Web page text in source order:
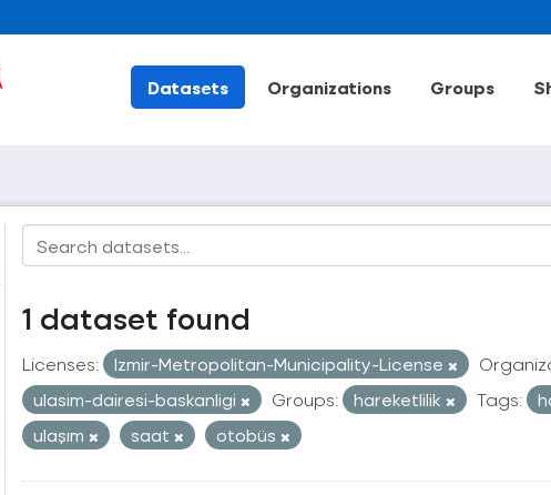
Datasets Organizations Groups
1 dataset found
Licenses: Izmir-Metropolitan-Municipality-License
ulasim-dairesi-baskanligi
Groups: hareketlilik Tags:
ulaşım
saat otobüs